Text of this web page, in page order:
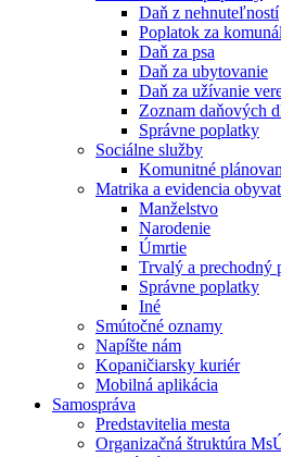
Daň z nehnuteľností
Poplatok za
Daň za psa
Daň za ubytovanie
Daň za užívanie
Zoznam daňových
Správne poplatky
Sociálne služby
Komunitné
Matrika a evidencia
Manželstvo
Narodenie
Úmrtie
Trvalý a prechodný
Správne poplatky
Iné
Smútočné oznamy
Napíšte nám
Kopaničiarsky kuriér
Mobilná aplikácia
Samospráva
Predstavitelia mesta
Organizačná štruktúra